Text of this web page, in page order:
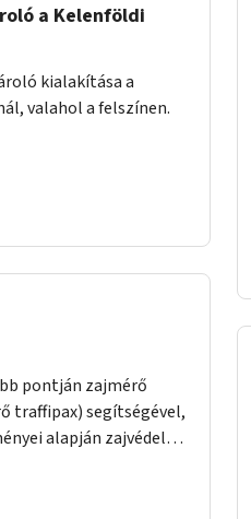
a Kelenföldi
kialakítása a
valahol a felszínen.
pontján zajmérő
traffipax) segítségével,
alapján zajvédelmi